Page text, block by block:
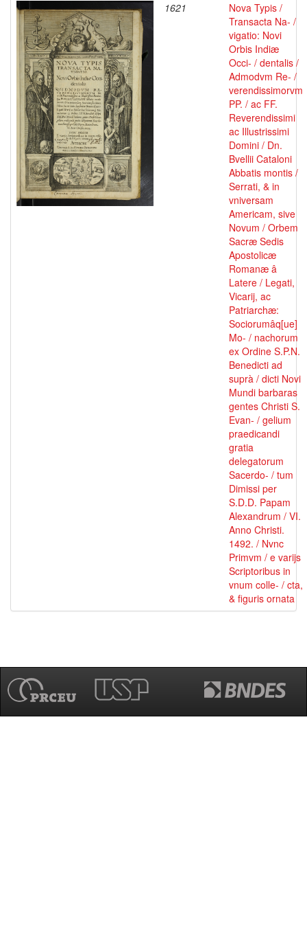
1621
Nova Typis /
Transacta Na- /
vigatio: Novi
Orbis Indiæ
Occi- / dentalis /
Admodvm Re- /
verendissimorvm
PP. / ac FF.
Reverendissimi
ac Illustrissimi
Domini / Dn.
Bvellii Cataloni
Abbatis montis /
Serrati, & in
vniversam
Americam, sive
Novum / Orbem
Sacræ Sedis
Apostolicæ
Romanæ â
Latere / Legati,
Vicarij, ac
Patriarchæ:
Sociorumâq[ue]
Mo- / nachorum
ex Ordine S.P.N.
Benedicti ad
suprà / dicti Novi
Mundi barbaras
gentes Christi S.
Evan- / gelium
praedicandi
gratia
delegatorum
Sacerdo- / tum
Dimissi per
S.D.D. Papam
Alexandrum / VI.
Anno Christi.
1492. / Nvnc
Primvm / e varijs
Scriptoribus in
vnum colle- / cta,
& figuris ornata